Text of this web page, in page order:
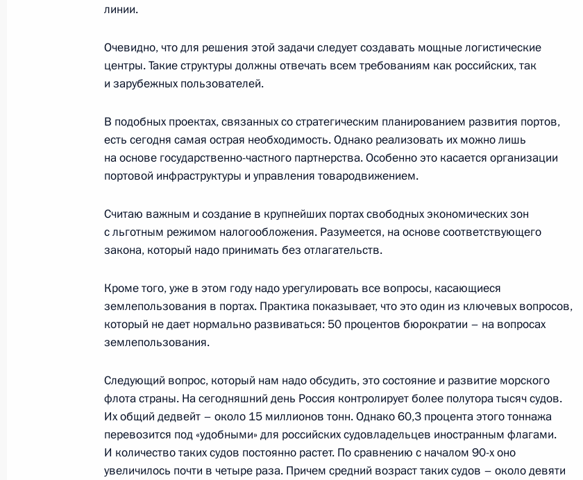
25 апреля 2007 года, среда
Выступление на траурном приеме после прощания с первым
Президентом России Борисом Николаевичем Ельциным
25 апреля 2007 года, 20:50 Москва, Кремль
Фрагмент церемонии прощания с первым Президентом России
Борисом Николаевичем Ельциным
24 апреля 2007 года, вторник
Начало переговоров с Президентом Туркменистана Гурбангулы
Бердымухаммедовым
24 апреля 2007 года, 18:40 Москва, Кремль
23 апреля 2007 года, понедельник
Обращение Президента России Владимира Путина в связи
с кончиной Бориса Ельцина
линии.
Очевидно, что для решения этой задачи следует создавать мощные логистические
центры. Такие структуры должны отвечать всем требованиям как российских, так
и зарубежных пользователей.
В подобных проектах, связанных со стратегическим планированием развития портов,
есть сегодня самая острая необходимость. Однако реализовать их можно лишь
на основе государственно-частного партнерства. Особенно это касается организации
портовой инфраструктуры и управления товародвижением.
Считаю важным и создание в крупнейших портах свободных экономических зон
с льготным режимом налогообложения. Разумеется, на основе соответствующего
закона, который надо принимать без отлагательств.
Кроме того, уже в этом году надо урегулировать все вопросы, касающиеся
землепользования в портах. Практика показывает, что это один из ключевых вопросов,
который не дает нормально развиваться: 50 процентов бюрократии – на вопросах
землепользования.
Следующий вопрос, который нам надо обсудить, это состояние и развитие морского
флота страны. На сегодняшний день Россия контролирует более полутора тысяч судов.
Их общий дедвейт – около 15 миллионов тонн. Однако 60,3 процента этого тоннажа
перевозится под «удобными» для российских судовладельцев иностранным флагами.
И количество таких судов постоянно растет. По сравнению с началом 90-х оно
увеличилось почти в четыре раза. Причем средний возраст таких судов – около девяти